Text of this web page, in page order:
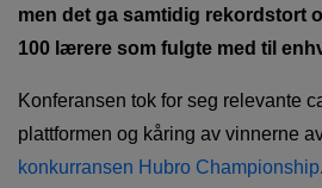
men det ga samtidig rekordstort
100 lærere som fulgte med til
Konferansen tok for seg relevante
plattformen og kåring av vinnerne
konkurransen Hubro Championship